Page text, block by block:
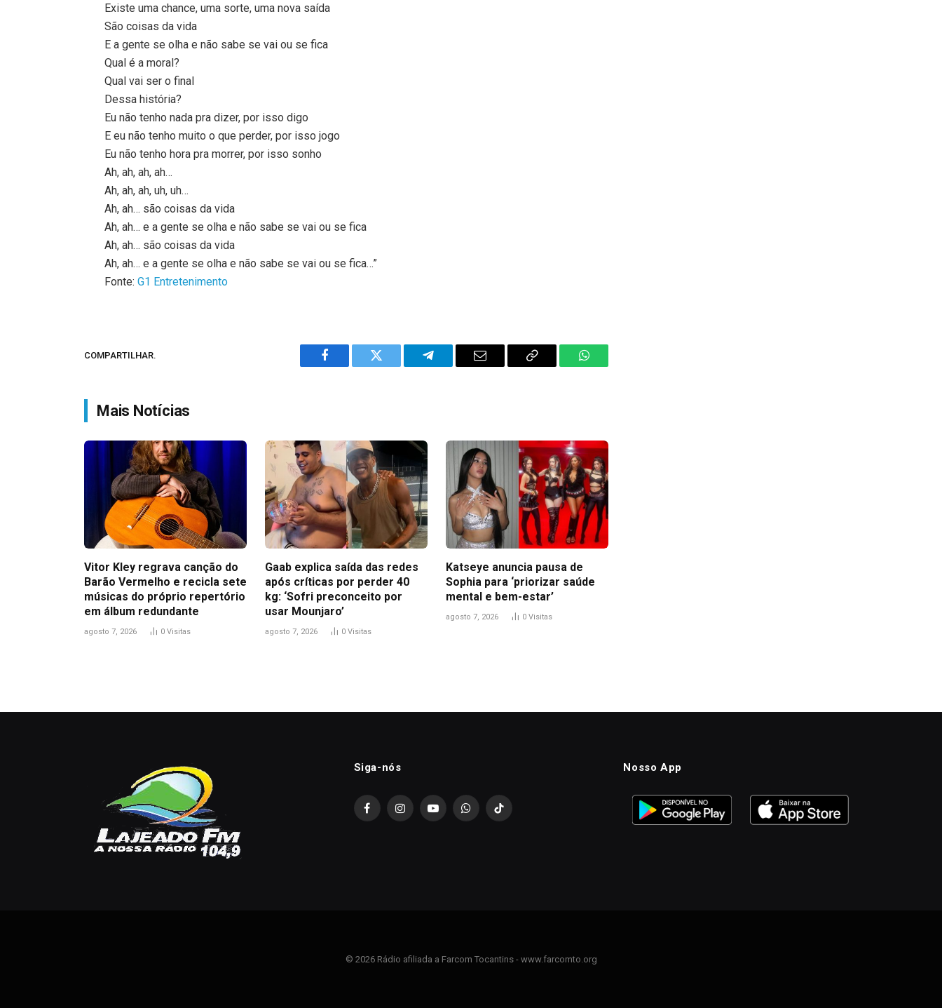
Existe uma chance, uma sorte, uma nova saída
São coisas da vida
E a gente se olha e não sabe se vai ou se fica
Qual é a moral?
Qual vai ser o final
Dessa história?
Eu não tenho nada pra dizer, por isso digo
E eu não tenho muito o que perder, por isso jogo
Eu não tenho hora pra morrer, por isso sonho
Ah, ah, ah, ah…
Ah, ah, ah, uh, uh…
Ah, ah… são coisas da vida
Ah, ah… e a gente se olha e não sabe se vai ou se fica
Ah, ah… são coisas da vida
Ah, ah… e a gente se olha e não sabe se vai ou se fica…”
Fonte:G1 Entretenimento
COMPARTILHAR.
Facebook Twitter Telegram Email
Copy
WhatsApp
Mais Notícias
Vitor Kley regrava canção do
Barão Vermelho e recicla sete
músicas do próprio repertório
em álbum redundante
agosto 7, 2026 0 Visitas
Gaab explica saída das redes
após críticas por perder 40
kg: ‘Sofri preconceito por
usar Mounjaro’
agosto 7, 2026 0 Visitas
Katseye anuncia pausa de
Sophia para ‘priorizar saúde
mental e bem-estar’
agosto 7, 2026 0 Visitas
Siga-nós
FacebookInstagramYouTubeWhatsAppTikTok
Nosso App
© 2026 Rádio afiliada a Farcom Tocantins - www.farcomto.org